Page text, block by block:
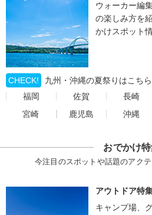
ウォーカー編
の楽しみ方を
かけスポット
CHECK!
九州・沖縄の夏祭りはこちら
福岡
佐賀 長崎
宮崎
鹿児島 沖縄
おでかけ
今注目のスポットや話題のアク
アウトドア特
キャンプ場、